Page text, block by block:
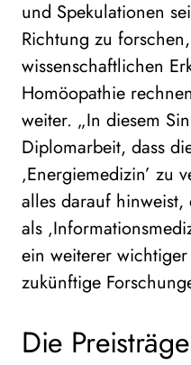
und Spekulationen
Richtung zu
wissenschaftlichen
Homöopathie
weiter. „In diesem
Diplomarbeit, dass
‚Energiemedizin’ zu
alles darauf
als
ein weiterer
zukünftige
Die